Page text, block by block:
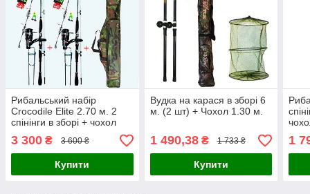
Рибальський набір
Crocodile Elite 2.70 м. 2
спінінги в зборі + чохол
3 300 ₴ 3 600 ₴
Купити
Вудка на карася в зборі 6
м. (2 шт) + Чохол 1.30 м.
1 490,38₴ 1 733 ₴
Купити
1